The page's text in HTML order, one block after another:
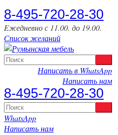
‎8-495-720-28-30
Eжедневно с 11.00. до 19.00.
Список желаний
Написать в WhatsApp
Написать нам
‎8-495-720-28-30
WhatsApp
Написать нам